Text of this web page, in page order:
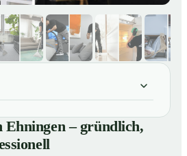
– gründlich, flexibel und
– gründlich,